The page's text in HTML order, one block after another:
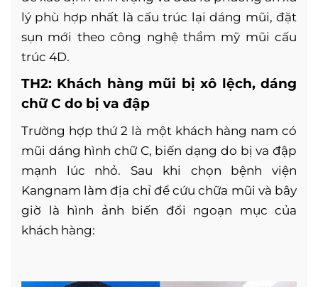
lý phù hợp nhất là cấu trúc lại dáng mũi, đặt
sụn mới theo công nghệ thẩm mỹ mũi cấu
trúc 4D.
TH2: Khách hàng mũi bị xô lệch, dáng
chữ C do bị va đập
Trường hợp thứ 2 là một khách hàng nam có
mũi dáng hình chữ C, biến dạng do bị va đập
mạnh lúc nhỏ. Sau khi chọn bệnh viện
Kangnam làm địa chỉ để cứu chữa mũi và bây
giờ là hình ảnh biến đổi ngoạn mục của
khách hàng: